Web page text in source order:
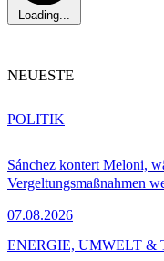
Loading...
NEUESTE
Sánchez kontert Meloni,
Vergeltungsmaßnahmen
07.08.2026
POLITIK
ENERGIE, UMWELT &